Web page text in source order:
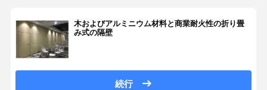
木およびアルミニウム材料と商業耐火性の折り畳
み式の隔壁
続行